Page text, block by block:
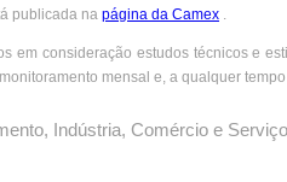
publicada na página da Camex .
em consideração estudos técnicos e
mensal e, a qualquer
Indústria, Comércio e